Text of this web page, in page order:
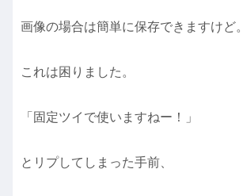
画像の場合は簡単に保存できますけど。
これは困りました。
「固定ツイで使いますねー！」
とリプしてしまった手前、